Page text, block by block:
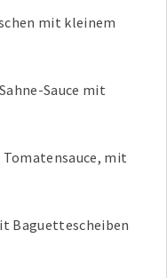
mit kleinem
Sauce mit
mit
Baguettescheiben